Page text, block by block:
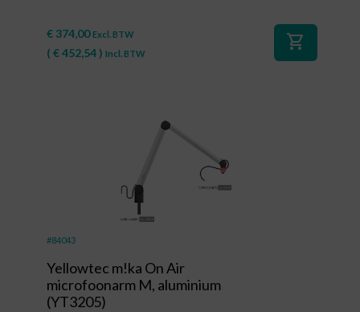
€ 374,00 Excl. BTW
( €452,54) Incl. BTW
shopping_cart
#84043
Yellowtec m!ka On Air
microfoonarm M, aluminium
(YT3205)